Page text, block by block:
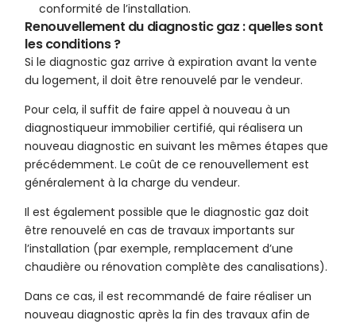
conformité de l’installation.
Renouvellement du diagnostic gaz : quelles sont
les conditions ?
Si le diagnostic gaz arrive à expiration avant la vente
du logement, il doit être renouvelé par le vendeur.
Pour cela, il suffit de faire appel à nouveau à un
diagnostiqueur immobilier certifié, qui réalisera un
nouveau diagnostic en suivant les mêmes étapes que
précédemment. Le coût de ce renouvellement est
généralement à la charge du vendeur.
Il est également possible que le diagnostic gaz doit
être renouvelé en cas de travaux importants sur
l’installation (par exemple, remplacement d’une
chaudière ou rénovation complète des canalisations).
Dans ce cas, il est recommandé de faire réaliser un
nouveau diagnostic après la fin des travaux afin de